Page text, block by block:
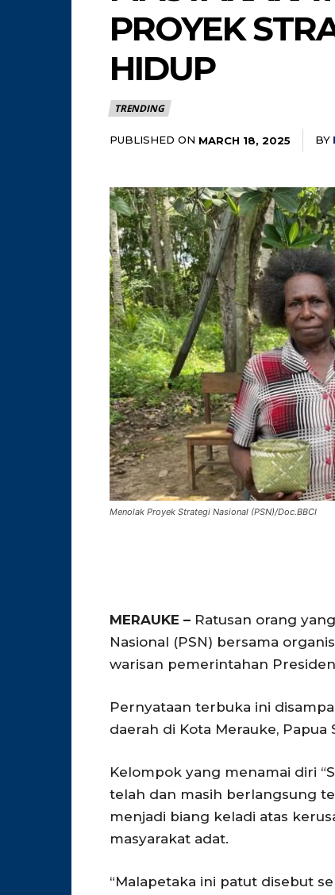
PROYEK
HIDUP
TRENDING
PUBLISHED ON MARCH 18, 2025 BY
Menolak Proyek Strategi Nasional (PSN)/Doc.BBCI
MERAUKE – Ratusan orang
Nasional (PSN) bersama
warisan pemerintahan
Pernyataan terbuka ini
daerah di Kota Merauke, Papua
Kelompok yang menamai diri
telah dan masih berlangsung
menjadi biang keladi atas
masyarakat adat.
“Malapetaka ini patut disebut